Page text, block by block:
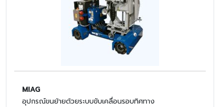
MIAG
อุปกรณ์ขนย้ายด้วยระบบขับเคลื่อนรอบทิศทาง